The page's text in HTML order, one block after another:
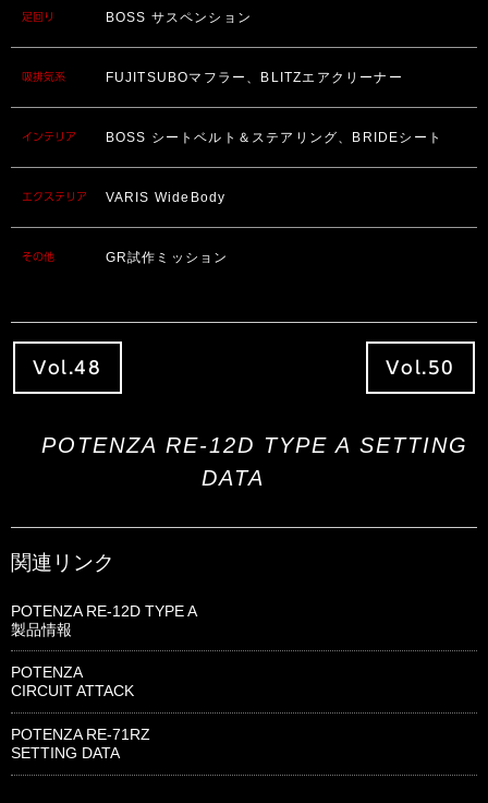
足回り BOSS サスペンション
吸排気系 FUJITSUBOマフラー、BLITZエアクリーナー
インテリア BOSS シートベルト＆ステアリング、BRIDEシート
エクステリア VARIS WideBody
その他 GR試作ミッション
Vol.48 Vol.50
POTENZA RE-12D TYPE A SETTING
DATA
関連リンク
POTENZA RE-12D TYPE A
製品情報
POTENZA
CIRCUIT ATTACK
POTENZA RE-71RZ
SETTING DATA